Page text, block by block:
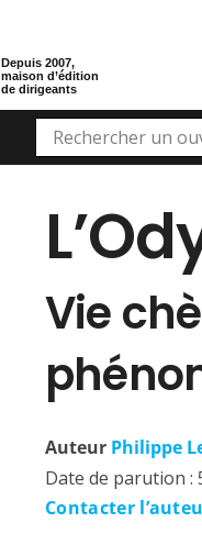
Depuis 2007,
maison d’édition
de dirigeants
Vie
Auteur Philippe
Date de parution :
Contacter